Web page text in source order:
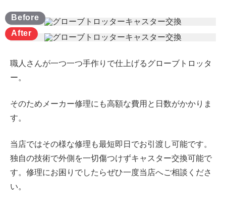
職人さんが一つ一つ手作りで仕上げるグローブトロッタ
ー。
そのためメーカー修理にも高額な費用と日数がかかりま
す。
当店ではその様な修理も最短即日でお引渡し可能です。
独自の技術で外側を一切傷つけずキャスター交換可能で
す。修理にお困りでしたらぜひ一度当店へご相談くださ
い。